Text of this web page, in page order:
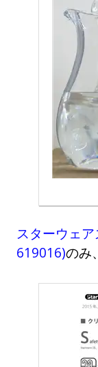
スターウェ
619016)のみ